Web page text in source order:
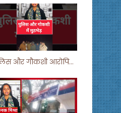
पुलिस और गौकशी आरोपियों में मुठभेड़ ! #shortvideo #shorts #shortsfeed